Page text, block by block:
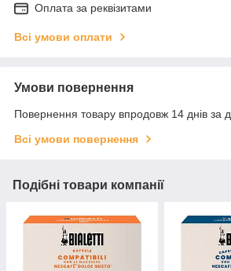
Оплата за реквізитами
Всі умови оплати
Умови повернення
Повернення товару впродовж 14 днів за
Всі умови повернення
Подібні товари компанії